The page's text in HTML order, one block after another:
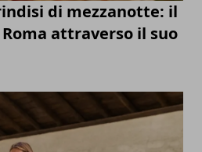
di mezzanotte: il
attraverso il suo